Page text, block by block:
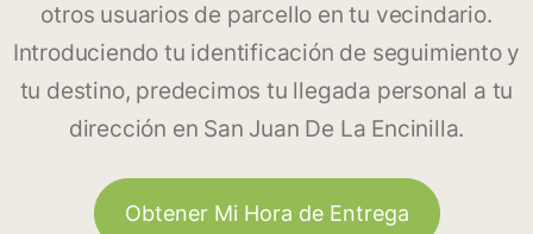
otros usuarios de parcello en tu vecindario.
Introduciendo tu identificación de seguimiento y
tu destino, predecimos tu llegada personal a tu
dirección en San Juan De La Encinilla.
Obtener Mi Hora de Entrega